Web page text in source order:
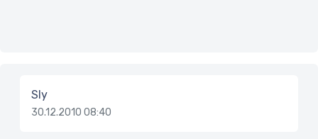
Sly
30.12.2010 08:40